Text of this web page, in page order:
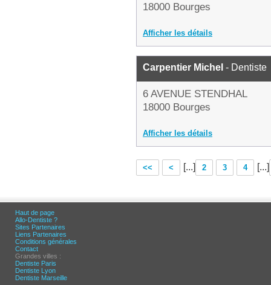
18000 Bourges
Afficher les détails
Carpentier Michel - Dentiste
6 AVENUE STENDHAL
18000 Bourges
Afficher les détails
<< < [...] 2 3 4 [...]
Haut de page
Allo-Dentiste ?
Sites Partenaires
Liens Partenaires
Conditions générales
Contact
Grandes villes :
Dentiste Paris
Dentiste Lyon
Dentiste Marseille